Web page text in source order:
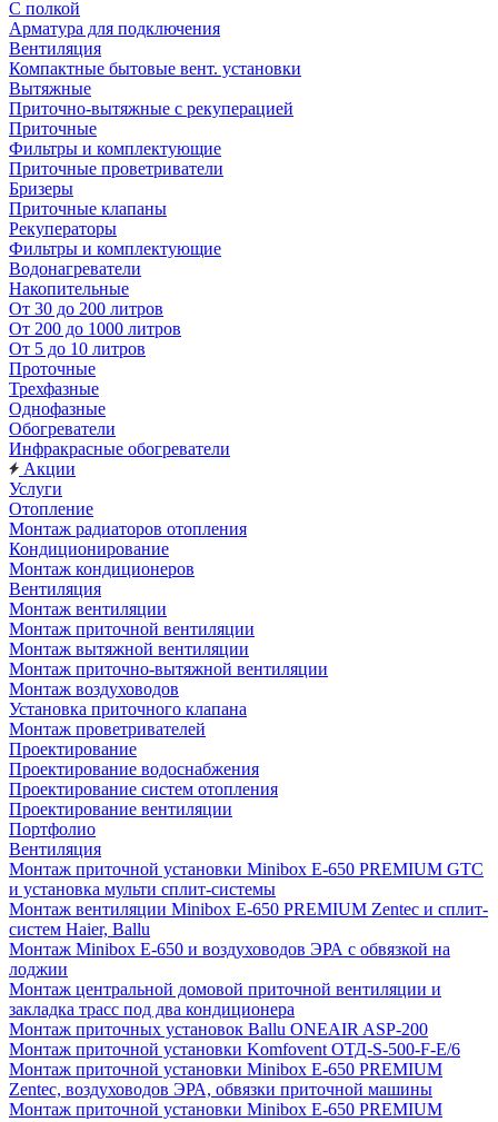
С полкой
Арматура для подключения
Вентиляция
Компактные бытовые вент. установки
Вытяжные
Приточно-вытяжные с рекуперацией
Приточные
Фильтры и комплектующие
Приточные проветриватели
Бризеры
Приточные клапаны
Рекуператоры
Фильтры и комплектующие
Водонагреватели
Накопительные
От 30 до 200 литров
От 200 до 1000 литров
От 5 до 10 литров
Проточные
Трехфазные
Однофазные
Обогреватели
Инфракрасные обогреватели
Акции
Услуги
Отопление
Монтаж радиаторов отопления
Кондиционирование
Монтаж кондиционеров
Вентиляция
Монтаж вентиляции
Монтаж приточной вентиляции
Монтаж вытяжной вентиляции
Монтаж приточно-вытяжной вентиляции
Монтаж воздуховодов
Установка приточного клапана
Монтаж проветривателей
Проектирование
Проектирование водоснабжения
Проектирование систем отопления
Проектирование вентиляции
Портфолио
Вентиляция
Монтаж приточной установки Minibox E-650 PREMIUM GTC
и установка мульти сплит-системы
Монтаж вентиляции Minibox E-650 PREMIUM Zentec и сплит-
систем Haier, Ballu
Монтаж Minibox E-650 и воздуховодов ЭРА с обвязкой на
лоджии
Монтаж центральной домовой приточной вентиляции и
закладка трасс под два кондиционера
Монтаж приточных установок Ballu ONEAIR ASP-200
Монтаж приточной установки Komfovent ОТД-S-500-F-E/6
Монтаж приточной установки Minibox E-650 PREMIUM
Zentec, воздуховодов ЭРА, обвязки приточной машины
Монтаж приточной установки Minibox E-650 PREMIUM